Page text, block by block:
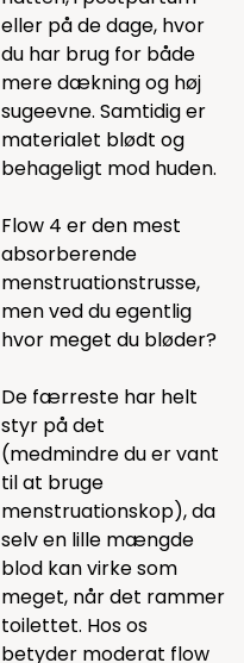
eller på de dage, hvor
du har brug for både
mere dækning og høj
sugeevne. Samtidig er
materialet blødt og
behageligt mod huden.
Flow 4 er den mest
absorberende
menstruationstrusse,
men ved du egentlig
hvor meget du bløder?
De færreste har helt
styr på det
(medmindre du er vant
til at bruge
menstruationskop), da
selv en lille mængde
blod kan virke som
meget, når det rammer
toilettet. Hos os
betyder moderat flow